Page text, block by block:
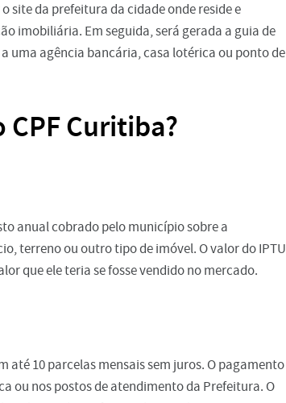
site da prefeitura da cidade onde reside e
imobiliária. Em seguida, será gerada a guia de
uma agência bancária, casa lotérica ou ponto de
Curitiba?
anual cobrado pelo município sobre a
terreno ou outro tipo de imóvel. O valor do IPTU
que ele teria se fosse vendido no mercado.
até 10 parcelas mensais sem juros. O pagamento
ou nos postos de atendimento da Prefeitura. O